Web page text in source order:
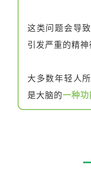
这类问题会导
引发严重的精神
大多数年轻人
是大脑的一种功